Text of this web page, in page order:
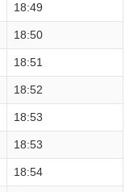
18:49
18:50
18:51
18:52
18:53
18:53
18:54